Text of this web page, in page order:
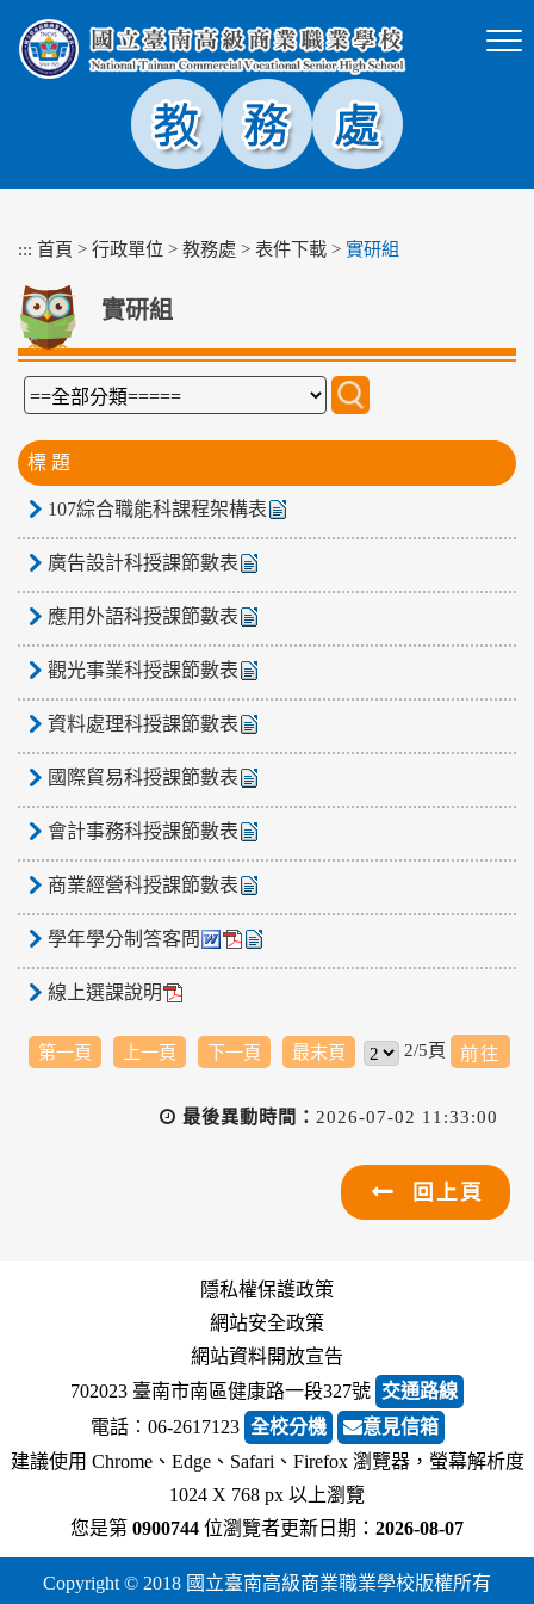
塊
::: 首頁 > 行政單位 > 教務處 > 表件下載 > 實研組
實研組
標 題
107綜合職能科課程架構表
廣告設計科授課節數表
應用外語科授課節數表
觀光事業科授課節數表
資料處理科授課節數表
國際貿易科授課節數表
會計事務科授課節數表
商業經營科授課節數表
學年學分制答客問
線上選課說明
第一頁 上一頁 下一頁 最末頁 2/5頁
最後異動時間： 2026-07-02 11:33:00
回上頁
隱私權保護政策
網站安全政策
網站資料開放宣告
702023 臺南市南區健康路一段327號 交通路線
電話︰06-2617123 全校分機
意見信箱
建議使用 Chrome、Edge、Safari、Firefox 瀏覽器，螢幕解析度
1024 X 768 px 以上瀏覽
您是第 0900744 位瀏覽者更新日期： 2026-08-07
Copyright © 2018 國立臺南高級商業職業學校版權所有